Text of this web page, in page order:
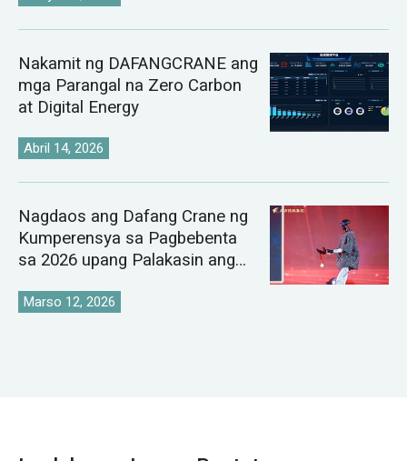
Nakamit ng DAFANGCRANE ang
mga Parangal na Zero Carbon
at Digital Energy
Abril 14, 2026
Nagdaos ang Dafang Crane ng
Kumperensya sa Pagbebenta
sa 2026 upang Palakasin ang
Pamilihan ng Crane
Marso 12, 2026